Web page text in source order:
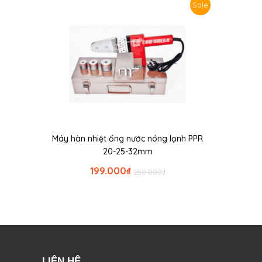
Sale
Máy hàn nhiệt ống nước nóng lạnh PPR
20-25-32mm
₫
250.000
₫
199.000